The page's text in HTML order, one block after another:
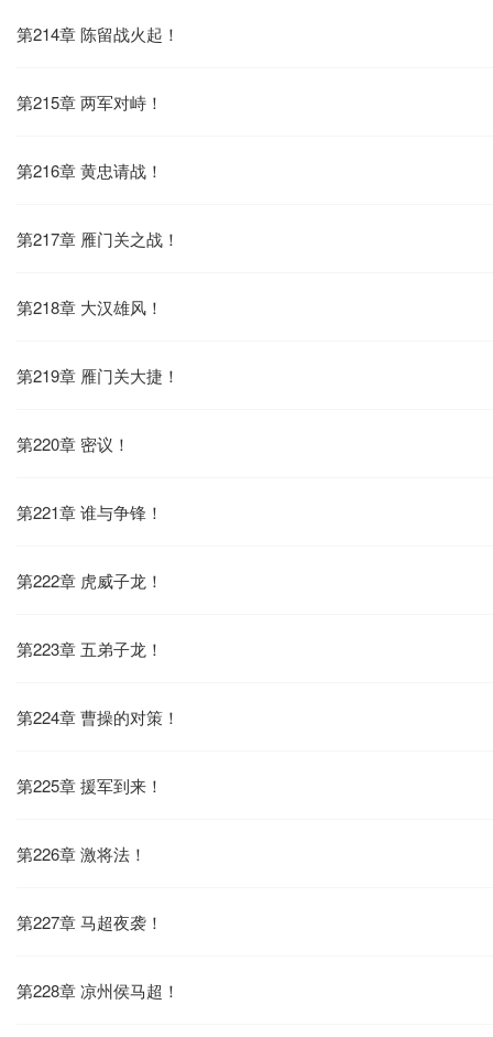
第214章 陈留战火起！
第215章 两军对峙！
第216章 黄忠请战！
第217章 雁门关之战！
第218章 大汉雄风！
第219章 雁门关大捷！
第220章 密议！
第221章 谁与争锋！
第222章 虎威子龙！
第223章 五弟子龙！
第224章 曹操的对策！
第225章 援军到来！
第226章 激将法！
第227章 马超夜袭！
第228章 凉州侯马超！